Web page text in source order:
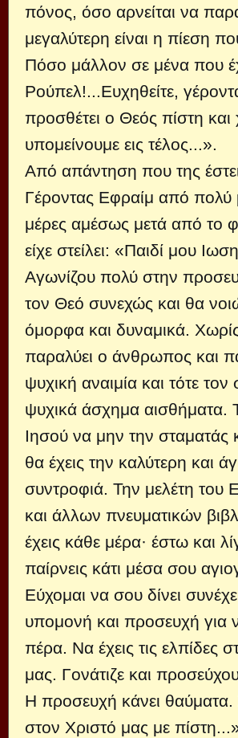
πόνος, όσο αρνείται να
μεγαλύτερη είναι η πίεση
Πόσο μάλλον σε μένα που
Ρούπελ!...Ευχηθείτε,
προσθέτει ο Θεός πίστη και
υπομείνουμε εις τέλος...».
Από απάντηση που της
Γέροντας Εφραίμ από πολύ
μέρες αμέσως μετά από το
είχε στείλει: «Παιδί μου
Αγωνίζου πολύ στην
τον Θεό συνεχώς και θα
όμορφα και δυναμικά.
παραλύει ο άνθρωπος και
ψυχική αναιμία και τότε
ψυχικά άσχημα αισθήματα.
Ιησού να μην την σταματάς
θα έχεις την καλύτερη και
συντροφιά. Την μελέτη του
και άλλων πνευματικών
έχεις κάθε μέρα· έστω και
παίρνεις κάτι μέσα σου
Εύχομαι να σου δίνει
υπομονή και προσευχή για
πέρα. Να έχεις τις ελπίδες
μας. Γονάτιζε και
Η προσευχή κάνει θαύματα.
στον Χριστό μας με